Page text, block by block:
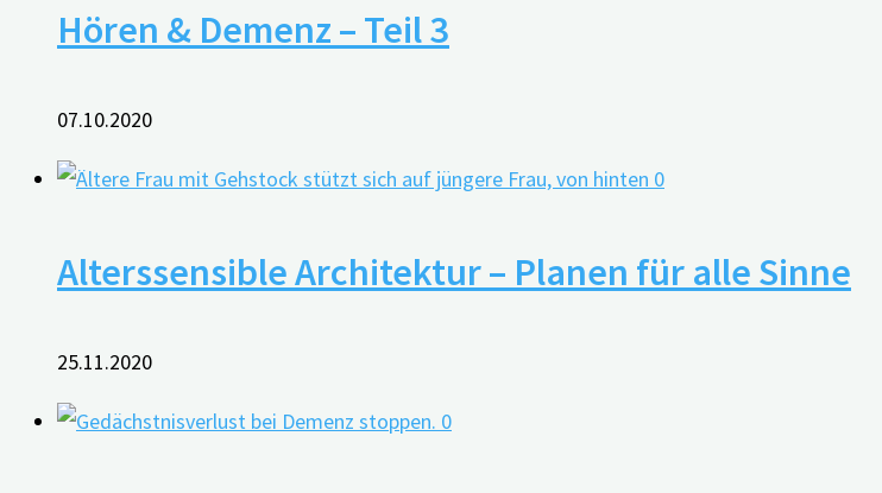
Hören & Demenz – Teil 3
07.10.2020
0
Alterssensible Architektur – Planen für alle Sinne
25.11.2020
0